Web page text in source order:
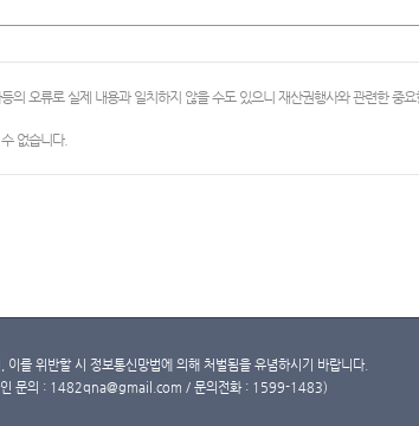
의 오류로 실제 내용과 일치하지 않을 수도 있으니 재산권행사와 관련한 중
없습니다.
를 위반할 시 정보통신망법에 의해 처벌됨을 유념하시기 바랍니다.
인 문의 : 1482qna@gmail.com / 문의전화 : 1599-1483)